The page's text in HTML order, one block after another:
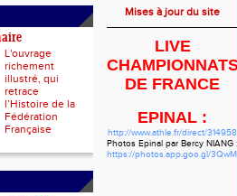
L'ouvrage
richement
illustré, qui
retrace
l’Histoire de la
Fédération
Française
Mises à jour du site
LIVE
CHAMPIONNATS
DE FRANCE
EPINAL :
http://www.athle.fr/direct/314958
Photos Epinal par Bercy NIANG :
https://photos.app.goo.gl/